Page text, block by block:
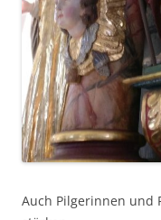
Auch Pilgerinnen und